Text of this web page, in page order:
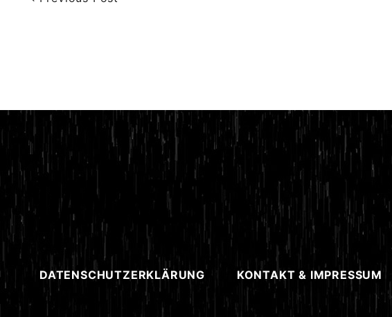
DATENSCHUTZERKLÄRUNG KONTAKT & IMPRESSUM